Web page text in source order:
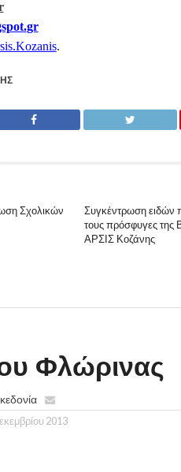
.gr
.
Σχολικών
Συγκέντρωση ειδών
τους πρόσφυγες της
ΑΡΣΙΣ Κοζάνης
Φλώρινας
2013